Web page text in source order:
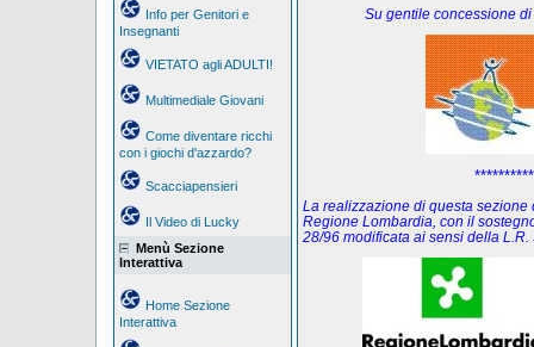
Info per Genitori e
Insegnanti
VIETATO agli ADULTI!
Multimediale Giovani
Come diventare ricchi
con i giochi d'azzardo?
Scacciapensieri
Il Video di Lucky
Menù Sezione
Interattiva
Home Sezione
Interattiva
Su gentile concessione
La realizzazione di questa sezione
Regione Lombardia, con il
28/96 modificata ai sensi della